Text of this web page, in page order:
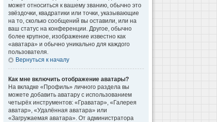
может относиться к вашему званию, обычно это
звёздочки, квадратики или точки, указывающие
на то, сколько сообщений вы оставили, или на
ваш статус на конференции. Другое, обычно
более крупное, изображение известно как
«аватара» и обычно уникально для каждого
пользователя.
Вернуться к началу
Как мне включить отображение аватары?
На вкладке «Профиль» личного раздела вы
можете добавить аватару с использованием
четырёх инструментов: «Граватар», «Галерея
аватар», «Удалённая аватара» или
«Загружаемая аватара». От администратора